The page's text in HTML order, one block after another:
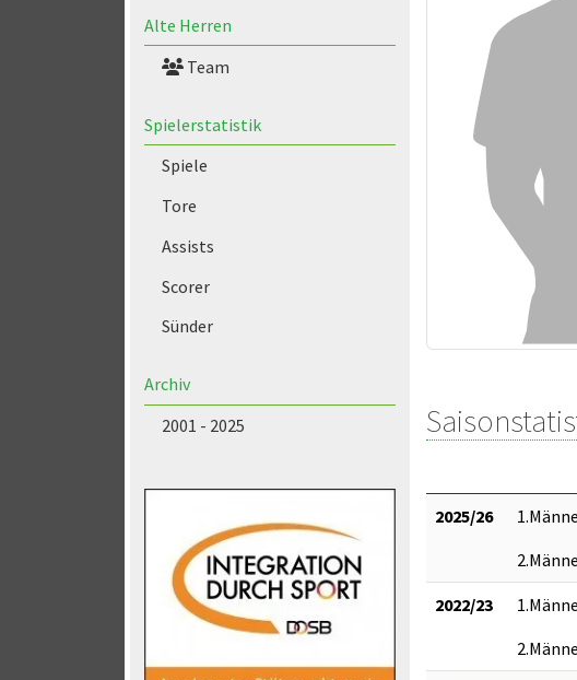
Alte Herren
Team
Spielerstatistik
Spiele
Tore
Assists
Scorer
Sünder
Archiv
2001 - 2025
2025/26
2022/23